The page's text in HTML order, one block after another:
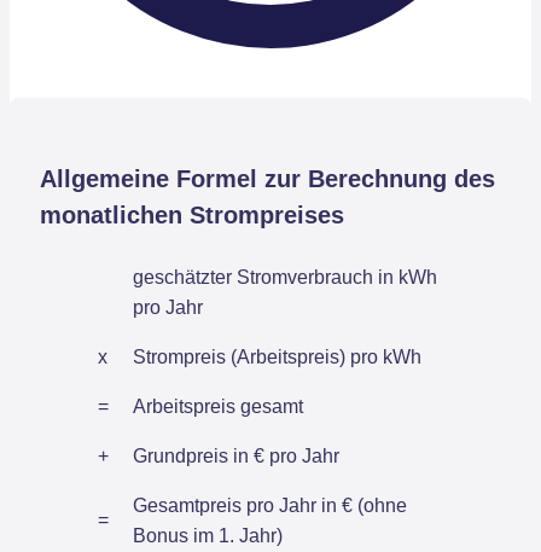
Allgemeine Formel zur Berechnung des
monatlichen Strompreises
geschätzter Stromverbrauch in kWh
pro Jahr
x Strompreis (Arbeitspreis) pro kWh
= Arbeitspreis gesamt
+ Grundpreis in € pro Jahr
=
Gesamtpreis pro Jahr in € (ohne
Bonus im 1. Jahr)